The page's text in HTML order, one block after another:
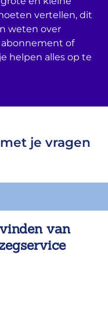
vertellen, dit
weten over
of
helpen alles op te
je vragen
van